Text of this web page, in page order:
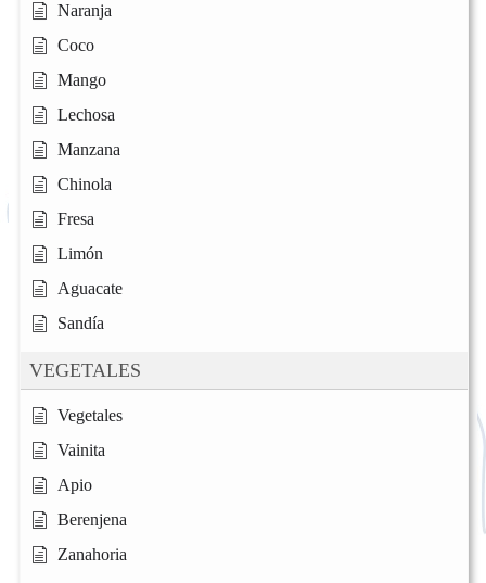
Naranja
Coco
Mango
Lechosa
Manzana
Chinola
Fresa
Limón
Aguacate
Sandía
VEGETALES
Vegetales
Vainita
Apio
Berenjena
Zanahoria